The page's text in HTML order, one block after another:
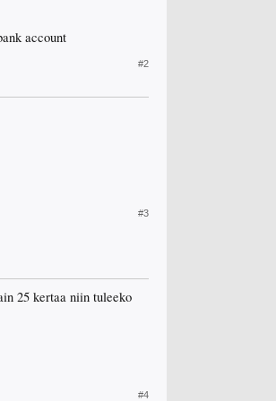
account
#2
#3
25 kertaa niin tuleeko
#4